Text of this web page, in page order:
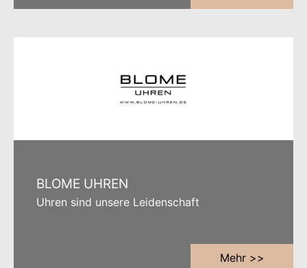
BLOME UHREN
Uhren sind unsere Leidenschaft
Mehr >>